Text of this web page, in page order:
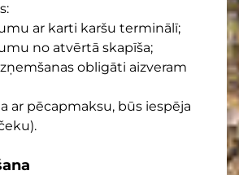
ar karti karšu terminālī;
no atvērtā skapīša;
obligāti aizveram
ar pēcapmaksu, būs iespēja